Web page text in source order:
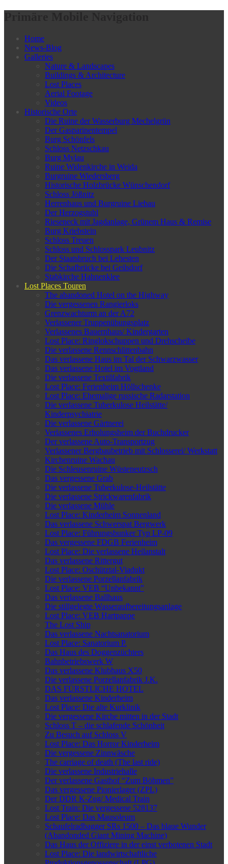
Home
News-Blog
Galleries
Nature & Landscapes
Buildings & Architecture
Lost Places
Aerial Footage
Videos
Historische Orte
Die Ruine der Wasserburg Mechelgrün
Der Gasparinentempel
Burg Schönfels
Schloss Netzschkau
Burg Mylau
Ruine Widenkirche in Weida
Burgruine Wiedersberg
Historische Holzbrücke Wünschendorf
Schloss Jößnitz
Herrenhaus und Burgruine Liebau
Der Herzogstuhl
Rieseneck mit Jagdanlage, Grünem Haus & Remise
Burg Kriebstein
Schloss Treuen
Schloss und Schlosspark Leubnitz
Der Staatsbruch bei Lehesten
Die Schafbrücke bei Geilsdorf
Stabkirche Hahnenklee
Lost Places Touren
The abandoned Hotel on the Highway
Die vergessenen Rangierloks
Grenzwachturm an der A72
Verlassener Truppenübungsplatz
Verlassenes Bauernhaus/ Kindergarten
Lost Place: Ringlokschuppen und Drehscheibe
Die verlassene Rennschlittenbahn
Das verlassene Haus im Tal der Schwarzwasser
Das verlassene Hotel im Vogtland
Die verlassene Textilfabrik
Lost Place: Ferienheim Höllschenke
Lost Place: Ehemalige russische Radarstation
Die verlassene Tuberkulose Heilstätte/
Kinderpsychiatrie
Die verlassene Gärtnerei
Verlassenes Erholungsheim der Buchdrucker
Der verlassene Auto-Transportzug
Verlassener Bergbaubetrieb mit Schlosserei/ Werkstatt
Kirchenruine Wachau
Die Schleusenruine Wüsteneutzsch
Das vergessene Grab
Die verlassene Tuberkulose-Heilstätte
Die verlassene Strickwarenfabrik
Die verlassene Mühle
Lost Place: Kinderheim Sonnenland
Das verlassene Schwerspat Bergwerk
Lost Place: Führungsbunker Typ LP-09
Das vergessene FDGB Ferienheim
Lost Place: Die verlassene Heilanstalt
Das verlassene Rittergut
Lost Place: Oschütztal-Viadukt
Die verlassene Porzellanfabrik
Lost Place: VEB “Unbekannt”
Das verlassene Ballhaus
Die stillgelegte Wasseraufbereitungsanlage
Lost Place: VEB Hartpappe
The Lost Ship
Das verlassene Nachtsanatorium
Lost Place: Sanatorium P.
Das Haus des Doggenzüchters
Bahnbetriebswerk W
Das verlassene Klubhaus X50
Die verlassene Porzellanfabrik J.K.
DAS FÜRSTLICHE HOTEL
Das verlassene Kinderheim
Lost Place: Die alte Kurklinik
Die vergessene Kirche mitten in der Stadt
Schloss T – die schlafende Schönheit
Zu Besuch auf Schloss V
Lost Place: Das Horror Kinderheim
Die vergessene Zinnwäsche
The carriage of death (The last ride)
Die verlassene Industriehalle
Der verlassene Gasthof “Zum Böhmen”
Das vergessene Pionierlager (ZPL)
Der DDR K-Zug/ Medical Train
Lost Train: Die vergessene 528137
Lost Place: Das Mausoleum
Schaufelradbagger SRs 1500 – Das blaue Wunder
(Abandonded Giant Mining Machine)
Das Haus der Offiziere in der einst verbotenen Stadt
Lost Place: Die landwirtschaftliche